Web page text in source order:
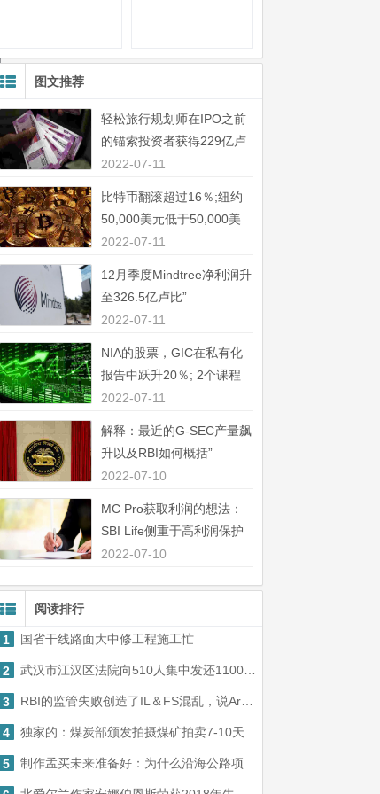
图文推荐
轻松旅行规划师在IPO之前
的锚索投资者获得229亿卢
比”
2022-07-11
比特币翻滚超过16％;纽约
50,000美元低于50,000美
元”
2022-07-11
12月季度Mindtree净利润升
至326.5亿卢比”
2022-07-11
NIA的股票，GIC在私有化
报告中跃升20％; 2个课程
中44％”
2022-07-11
解释：最近的G-SEC产量飙
升以及RBI如何概括”
2022-07-10
MC Pro获取利润的想法：
SBI Life侧重于高利润保护
业务”
2022-07-10
阅读排行
1 国省干线路面大中修工程施工忙
2 武汉市江汉区法院向510人集中发还1100余万元
3 RBI的监管失败创造了IL＆FS混乱，说Arvind Subramanian说
4 独家的：煤炭部颁发拍摄煤矿拍卖7-10天商业矿业
5 制作孟买未来准备好：为什么沿海公路项目将成为最大城市的福音